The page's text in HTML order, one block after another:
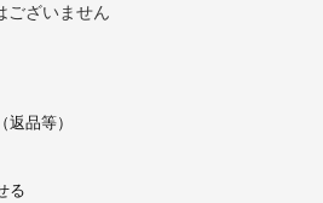
ございません
品等）
る